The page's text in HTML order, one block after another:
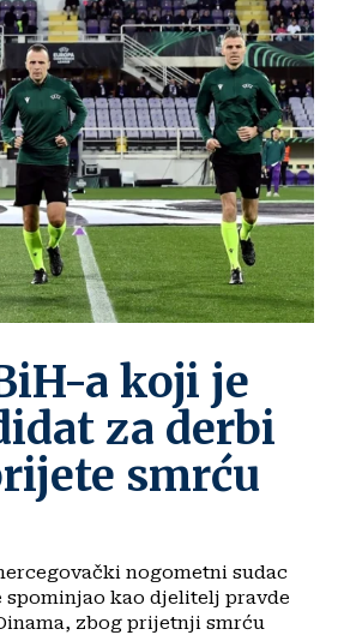
a koji je
za derbi
smrću
nogometni sudac
kao djelitelj pravde
zbog prijetnji smrću